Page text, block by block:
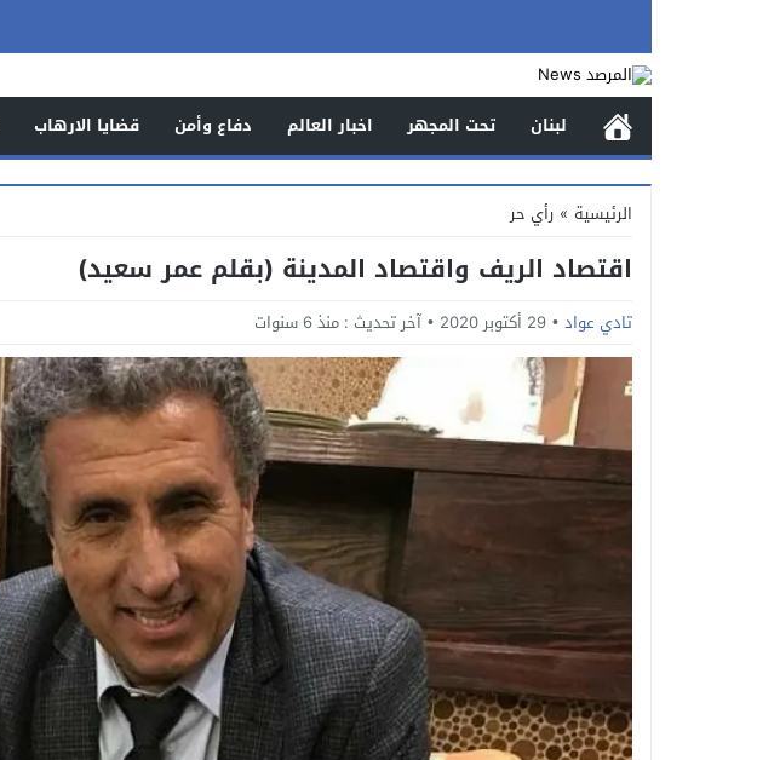
لبنان تحت المجهر اخبار العالم دفاع وأمن قضايا الارهاب
الرئيسية » رأي حر
اقتصاد الريف واقتصاد المدينة (بقلم عمر سعيد)
تادي عواد 29 أكتوبر 2020 آخر تحديث : منذ 6 سنوات